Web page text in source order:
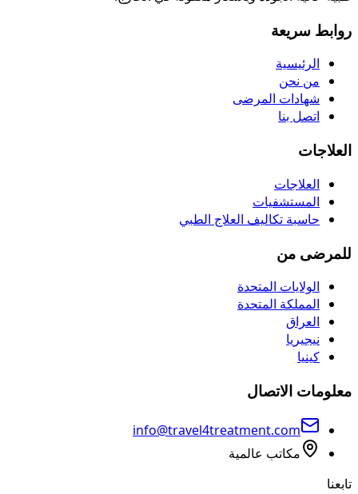
روابط سريعة
الرئيسية
من نحن
شهادات المرضى
اتصل بنا
العلاجات
العلاجات
المستشفيات
حاسبة تكاليف العلاج الطبي
للمرضى من
الولايات المتحدة
المملكة المتحدة
العراق
نيجيريا
كينيا
معلومات الاتصال
info@travel4treatment.com
مكاتب عالمية
تابعنا